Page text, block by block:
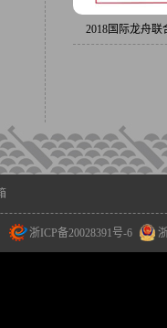
2018国际龙舟
浙ICP备20028391号-6